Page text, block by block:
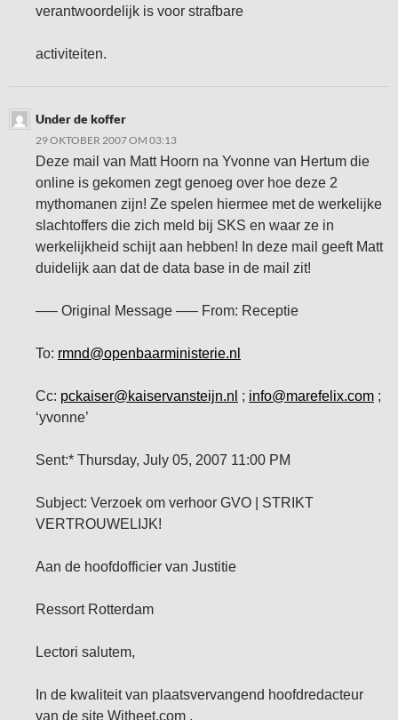
verantwoordelijk is voor strafbare
activiteiten.
Under de koffer
29 OKTOBER 2007 OM 03:13
Deze mail van Matt Hoorn na Yvonne van Hertum die
online is gekomen zegt genoeg over hoe deze 2
mythomanen zijn! Ze spelen hiermee met de werkelijke
slachtoffers die zich meld bij SKS en waar ze in
werkelijkheid schijt aan hebben! In deze mail geeft Matt
duidelijk aan dat de data base in de mail zit!
—– Original Message —– From: Receptie
To: rmnd@openbaarministerie.nl
Cc: pckaiser@kaiservansteijn.nl ; info@marefelix.com ;
‘yvonne’
Sent:* Thursday, July 05, 2007 11:00 PM
Subject: Verzoek om verhoor GVO | STRIKT
VERTROUWELIJK!
Aan de hoofdofficier van Justitie
Ressort Rotterdam
Lectori salutem,
In de kwaliteit van plaatsvervangend hoofdredacteur
van de site Witheet.com ,